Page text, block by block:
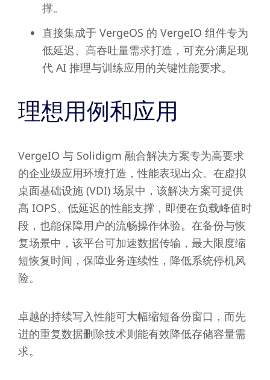
撑。
直接集成于 VergeOS 的 VergeIO 组件专为
低延迟、高吞吐量需求打造，可充分满足现
代 AI 推理与训练应用的关键性能要求。
理想用例和应用
VergeIO 与 Solidigm 融合解决方案专为高要求
的企业级应用环境打造，性能表现出众。在虚拟
桌面基础设施 (VDI) 场景中，该解决方案可提供
高 IOPS、低延迟的性能支撑，即便在负载峰值时
段，也能保障用户的流畅操作体验。在备份与恢
复场景中，该平台可加速数据传输，最大限度缩
短恢复时间，保障业务连续性，降低系统停机风
险。
卓越的持续写入性能可大幅缩短备份窗口，而先
进的重复数据删除技术则能有效降低存储容量需
求。